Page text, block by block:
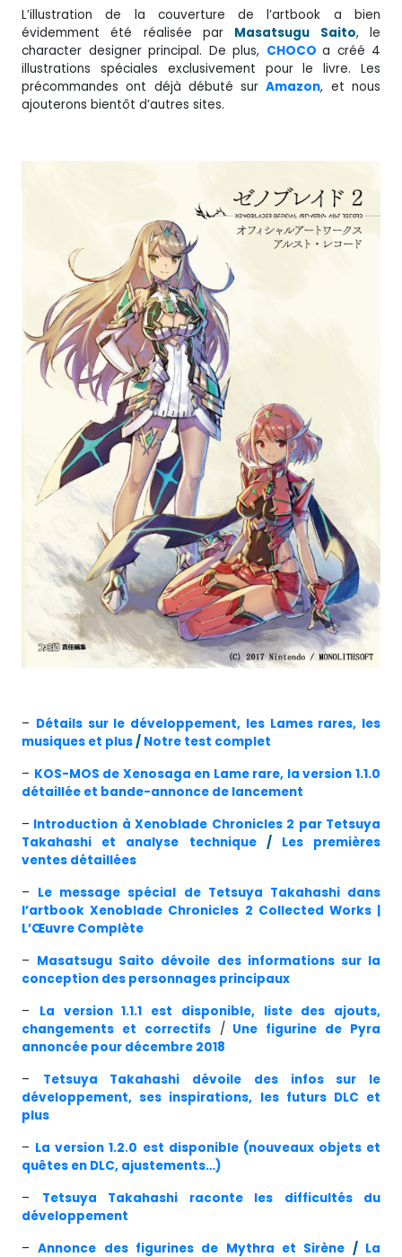
L’illustration de la couverture de l’artbook a bien
évidemment été réalisée par Masatsugu Saito, le
character designer principal. De plus, CHOCO a créé 4
illustrations spéciales exclusivement pour le livre. Les
précommandes ont déjà débuté surAmazon, et nous
ajouterons bientôt d’autres sites.
– Détails sur le développement, les Lames rares, les
musiques et plus/ Notre test complet
– KOS-MOS de Xenosaga en Lame rare, la version 1.1.0
détaillée et bande-annonce de lancement
– Introduction à Xenoblade Chronicles 2 par Tetsuya
Takahashi et analyse technique/ Les premières
ventes détaillées
– Le message spécial de Tetsuya Takahashi dans
l’artbook Xenoblade Chronicles 2 Collected Works |
L’Œuvre Complète
– Masatsugu Saito dévoile des informations sur la
conception des personnages principaux
– La version 1.1.1 est disponible, liste des ajouts,
changements et correctifs/ Une figurine de Pyra
annoncée pour décembre 2018
– Tetsuya Takahashi dévoile des infos sur le
développement, ses inspirations, les futurs DLC et
plus
– La version 1.2.0 est disponible (nouveaux objets et
quêtes en DLC, ajustements…)
– Tetsuya Takahashi raconte les difficultés du
développement
–Annonce des figurines de Mythra et Sirène / La